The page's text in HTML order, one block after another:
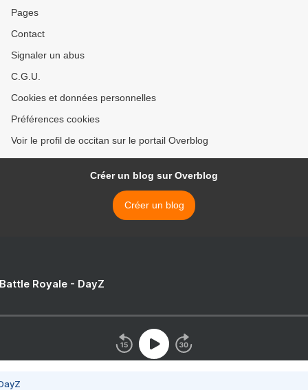
Pages
Contact
Signaler un abus
C.G.U.
Cookies et données personnelles
Préférences cookies
Voir le profil de occitan sur le portail Overblog
Créer un blog sur Overblog
Créer un blog
Royale - DayZ